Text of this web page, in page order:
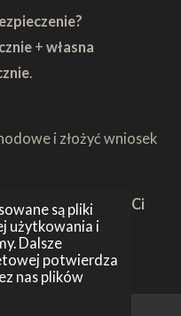
są pliki
użytkowania i
Dalsze
potwierdza
nas plików
+ własna
i złożyć wniosek
nas – pomożemy Ci